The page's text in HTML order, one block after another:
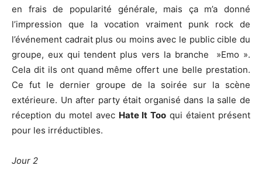
en frais de popularité générale, mais ça m’a donné
l’impression que la vocation vraiment punk rock de
l’événement cadrait plus ou moins avec le public cible du
groupe, eux qui tendent plus vers la branche »Emo ».
Cela dit ils ont quand même offert une belle prestation.
Ce fut le dernier groupe de la soirée sur la scène
extérieure. Un after party était organisé dans la salle de
réception du motel avec Hate It Too qui étaient présent
pour les irréductibles.
Jour 2